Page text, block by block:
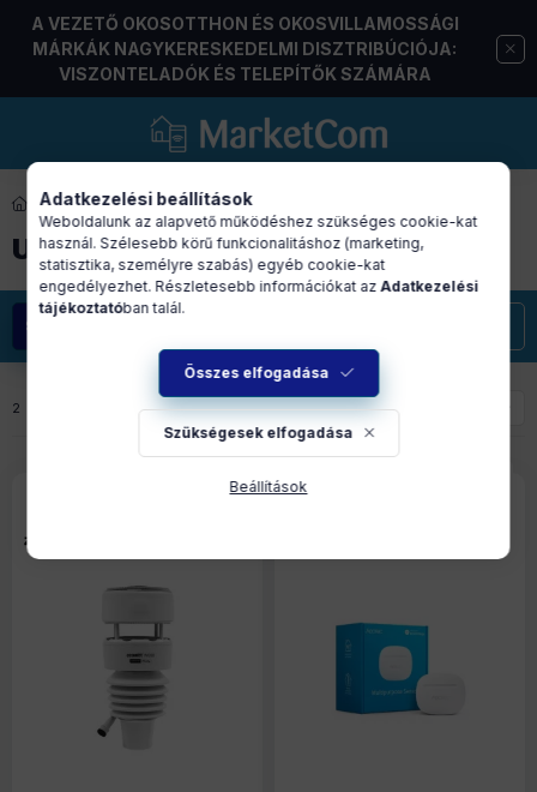
A VEZETŐ OKOSOTTHON ÉS OKOSVILLAMOSSÁGI
MÁRKÁK NAGYKERESKEDELMI DISZTRIBÚCIÓJA:
VISZONTELADÓK ÉS TELEPÍTŐK SZÁMÁRA
érzékelő
UV ÉRZÉKELŐ
Szűrés
2
Adatkezelési beállítások
Weboldalunk az alapvető működéshez szükséges cookie-kat
használ. Szélesebb körű funkcionalitáshoz (marketing,
statisztika, személyre szabás) egyéb cookie-kat
engedélyezhet. Részletesebb információkat azAdatkezelési
tájékoztatóban talál.
Összes elfogadása
Szükségesek elfogadása
Beállítások